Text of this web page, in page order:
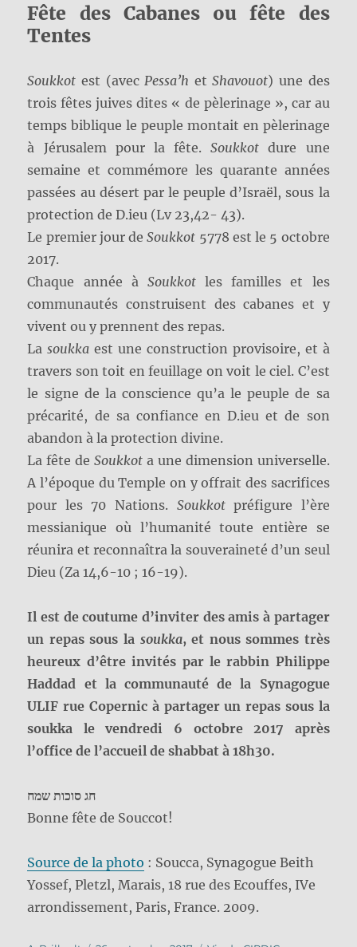
Fête des Cabanes ou fête des
Tentes
Soukkot est (avec Pessa’h etShavouot) une des
trois fêtes juives dites « de pèlerinage », car au
temps biblique le peuple montait en pèlerinage
à Jérusalem pour la fête.Soukkot dure une
semaine et commémore les quarante années
passées au désert par le peuple d’Israël, sous la
protection de D.ieu (Lv 23,42- 43).
Le premier jour deSoukkot 5778 est le 5 octobre
2017.
Chaque année à Soukkotles familles et les
communautés construisent des cabanes et y
vivent ou y prennent des repas.
Lasoukka est une construction provisoire, et à
travers son toit en feuillage on voit le ciel. C’est
le signe de la conscience qu’a le peuple de sa
précarité, de sa confiance en D.ieu et de son
abandon à la protection divine.
La fête deSoukkot a une dimension universelle.
A l’époque du Temple on y offrait des sacrifices
pour les 70 Nations. Soukkotpréfigure l’ère
messianique où l’humanité toute entière se
réunira et reconnaîtra la souveraineté d’un seul
Dieu (Za 14,6-10 ; 16-19).
Il est de coutume d’inviter des amis à partager
un repas sous la soukka, et nous sommes très
heureux d’être invités par le rabbin Philippe
Haddad et la communauté de la Synagogue
ULIF rue Copernic à partager un repas sous la
soukka le vendredi 6 octobre 2017 après
l’office de l’accueil de shabbat à 18h30.
חג סוכות שמח
Bonne fête de Souccot!
Source de la photo : Soucca, Synagogue Beith
Yossef, Pletzl, Marais, 18 rue des Ecouffes, IVe
arrondissement, Paris, France. 2009.